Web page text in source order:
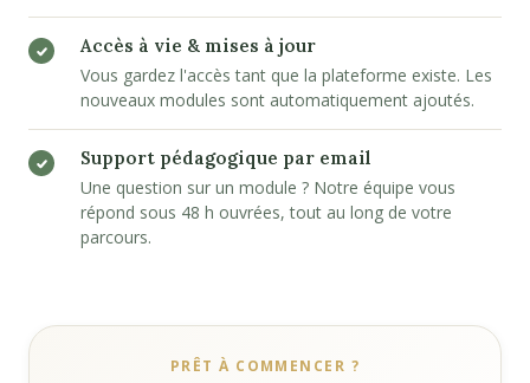
Accès à vie & mises à jour
Vous gardez l'accès tant que la plateforme existe. Les
nouveaux modules sont automatiquement ajoutés.
Support pédagogique par email
Une question sur un module ? Notre équipe vous
répond sous 48 h ouvrées, tout au long de votre
parcours.
PRÊT À COMMENCER ?